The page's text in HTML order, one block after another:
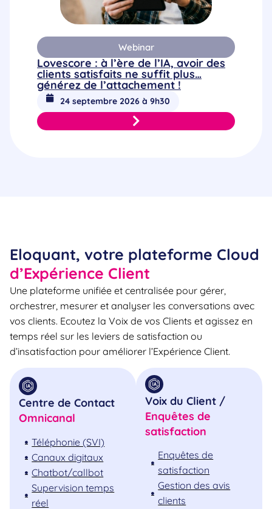
Webinar
Lovescore : à l’ère de l’IA, avoir des
clients satisfaits ne suffit plus…
générez de l’attachement !
24 septembre 2026 à 9h30
Eloquant, votre plateforme Cloud
d’Expérience Client
Une plateforme unifiée et centralisée pour gérer,
orchestrer, mesurer et analyser les conversations avec
vos clients. Ecoutez la Voix de vos Clients et agissez en
temps réel sur les leviers de satisfaction ou
d’insatisfaction pour améliorer l’Expérience Client.
Centre de Contact
Omnicanal
Téléphonie (SVI)
Canaux digitaux
Chatbot/callbot
Supervision temps
réel
Voix du Client /
Enquêtes de
satisfaction
Enquêtes de
satisfaction
Gestion des avis
clients